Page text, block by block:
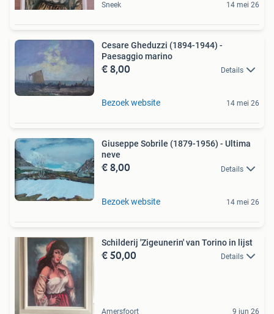
Sneek 14 mei 26
Cesare Gheduzzi (1894-1944) -
Paesaggio marino
€ 8,00 Details
Bezoek website 14 mei 26
Giuseppe Sobrile (1879-1956) - Ultima
neve
€ 8,00 Details
Bezoek website 14 mei 26
Schilderij 'Zigeunerin' van Torino in lijst
€ 50,00 Details
Amersfoort 9 jun 26